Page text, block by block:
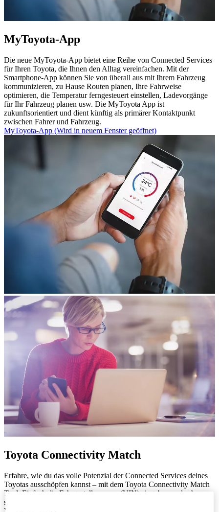
MyToyota-App
Die neue MyToyota-App bietet eine Reihe von Connected Services
für Ihren Toyota, die Ihnen den Alltag vereinfachen. Mit der
Smartphone-App können Sie von überall aus mit Ihrem Fahrzeug
kommunizieren, zu Hause Routen planen, Ihre Fahrweise
optimieren, die Temperatur ferngesteuert einstellen, Ladevorgänge
für Ihr Fahrzeug planen usw. Die MyToyota App ist
zukunftsorientiert und dient künftig als primärer Kontaktpunkt
zwischen Fahrer und Fahrzeug.
MyToyota-App (Wird in neuem Fenster geöffnet)
Toyota Connectivity Match
Erfahre, wie du das volle Potenzial der Connected Services deines
Toyotas ausschöpfen kannst – mit dem Toyota Connectivity Match
Tool. Einfach die Fahrgestellnummer (VIN) eingeben und schon
siehst du, welche Remote-Funktionen und Services dir zur